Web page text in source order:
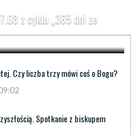
z cyklu „365 dni ze
Czy liczba trzy mówi coś o Bogu?
Spotkanie z biskupem